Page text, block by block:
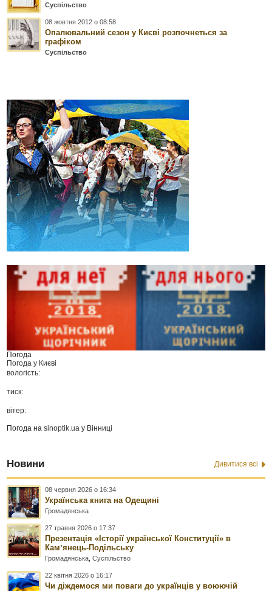
Суспільство
08 жовтня 2012 о 08:58
Опалювальний сезон у Києві розпочнеться за
графіком
Суспільство
Погода
Погода у Києві
вологість:
тиск:
вітер:
Погода наsinoptik.ua у Вінниці
Новини Дивитися всі
08 червня 2026 о 16:34
Українська книга на Одещині
Громадянська
27 травня 2026 о 17:37
Презентація «Історії української Конституції» в
Камʼянець-Подільську
Громадянська ,Суспільство
22 квітня 2026 о 16:17
Чи діждемося ми поваги до українців у воюючій